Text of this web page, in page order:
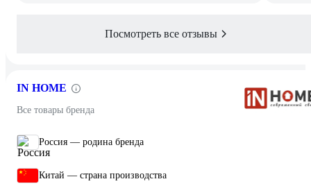
Посмотреть все отзывы
IN HOME
Все товары бренда
Россия — родина бренда
Китай — страна производства